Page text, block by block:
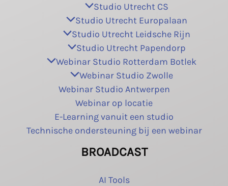
Studio Utrecht CS
Studio Utrecht Europalaan
Studio Utrecht Leidsche Rijn
Studio Utrecht Papendorp
Webinar Studio Rotterdam Botlek
Webinar Studio Zwolle
Webinar Studio Antwerpen
Webinar op locatie
E-Learning vanuit een studio
Technische ondersteuning bij een webinar
BROADCAST
AI Tools